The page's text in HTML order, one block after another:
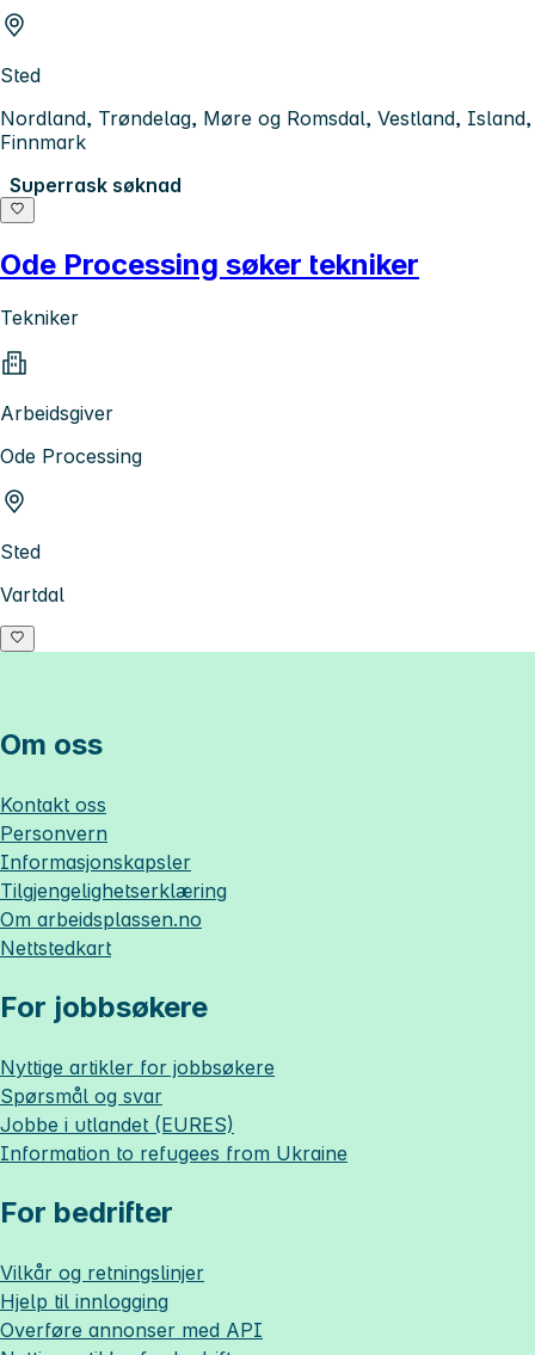
Sted
Nordland, Trøndelag, Møre og Romsdal, Vestland, Island,
Finnmark
Superrask søknad
Ode Processing søker tekniker
Tekniker
Arbeidsgiver
Ode Processing
Sted
Vartdal
Om oss
Kontakt oss
Personvern
Informasjonskapsler
Tilgjengelighetserklæring
Om arbeidsplassen.no
Nettstedkart
For jobbsøkere
Nyttige artikler for jobbsøkere
Spørsmål og svar
Jobbe i utlandet (EURES)
Information to refugees from Ukraine
For bedrifter
Vilkår og retningslinjer
Hjelp til innlogging
Overføre annonser med API